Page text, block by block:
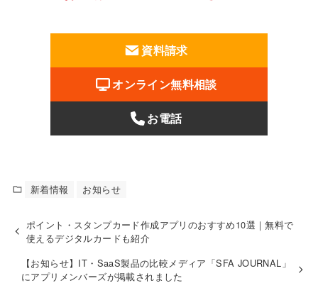
資料請求
オンライン無料相談
お電話
新着情報 お知らせ
ポイント・スタンプカード作成アプリのおすすめ10選｜無料で
使えるデジタルカードも紹介
【お知らせ】IT・SaaS製品の比較メディア「SFA JOURNAL」
にアプリメンバーズが掲載されました